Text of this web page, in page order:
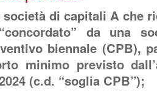
di capitali A che
da una
biennale (CPB),
minimo previsto
(c.d. “soglia CPB”);